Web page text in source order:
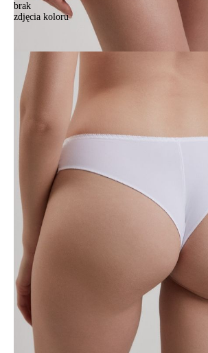
brak
zdjęcia koloru
Majtki CONTE ELEGANT AUTOGRAPH
Majtki CONTE ELEGANT AUTOGRAPH
63,90 zł
Kolory:
BRAK
ZDJĘCIA
BRAK
BRAK
ZDJĘCIA
Tabela rozmiarów
90/XS
94/S
98/M
102/L
106/XL
POWIADOM MNIE O DOSTĘPNOŚCI